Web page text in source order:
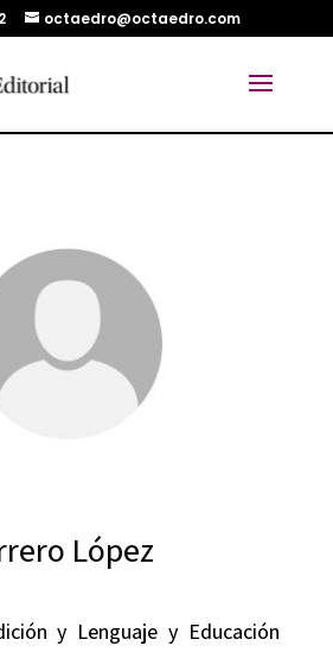
octaedro@octaedro.com
López
y Lenguaje y Educación